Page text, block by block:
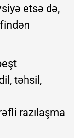
etsə də,
təhsil,
razılaşma